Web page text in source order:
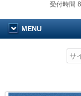
受付時間
MENU